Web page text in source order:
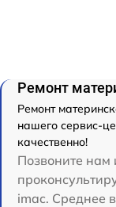
Ремонт
Ремонт
нашего сервис-
качественно!
Позвоните нам
imac. Среднее